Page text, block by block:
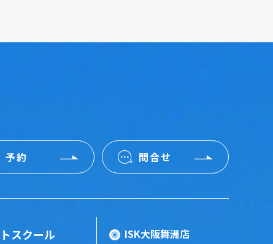
予約 問合せ
スクール ISK大阪舞洲店